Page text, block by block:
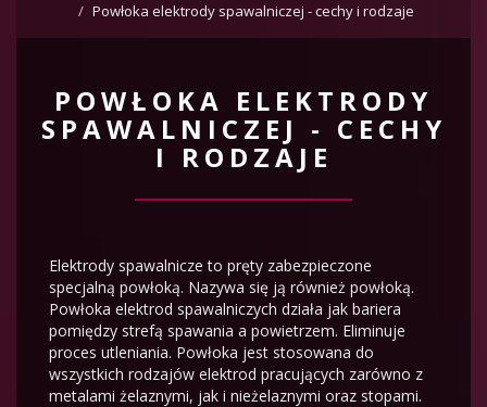
Powłoka elektrody spawalniczej - cechy i rodzaje
POWŁOKA ELEKTRODY
SPAWALNICZEJ - CECHY
I RODZAJE
Elektrody spawalnicze to pręty zabezpieczone
specjalną powłoką. Nazywa się ją również powłoką.
Powłoka elektrod spawalniczych działa jak bariera
pomiędzy strefą spawania a powietrzem. Eliminuje
proces utleniania. Powłoka jest stosowana do
wszystkich rodzajów elektrod pracujących zarówno z
metalami żelaznymi, jak i nieżelaznymi oraz stopami.